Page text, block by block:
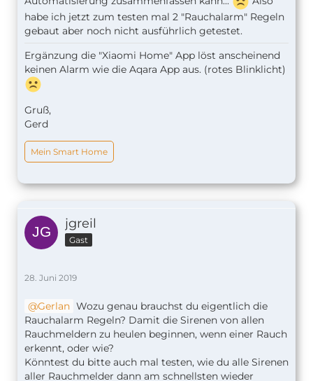
habe ich jetzt zum testen mal 2 "Rauchalarm" Regeln
gebaut aber noch nicht ausführlich getestet.
Ergänzung die "Xiaomi Home" App löst anscheinend
keinen Alarm wie die Aqara App aus. (rotes Blinklicht)
Gruß,
Gerd
Mein Smart Home
jgreil
Gast
28. Juni 2019
Gerlan Wozu genau brauchst du eigentlich die
Rauchalarm Regeln? Damit die Sirenen von allen
Rauchmeldern zu heulen beginnen, wenn einer Rauch
erkennt, oder wie?
Könntest du bitte auch mal testen, wie du alle Sirenen
aller Rauchmelder dann am schnellsten wieder